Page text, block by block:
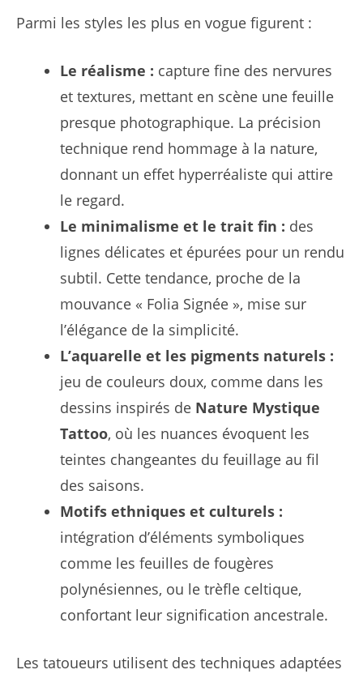
Parmi les styles les plus en vogue figurent :
Le réalisme : capture fine des nervures
et textures, mettant en scène une feuille
presque photographique. La précision
technique rend hommage à la nature,
donnant un effet hyperréaliste qui attire
le regard.
Le minimalisme et le trait fin : des
lignes délicates et épurées pour un rendu
subtil. Cette tendance, proche de la
mouvance « Folia Signée », mise sur
l’élégance de la simplicité.
L’aquarelle et les pigments naturels :
jeu de couleurs doux, comme dans les
dessins inspirés de Nature Mystique
Tattoo, où les nuances évoquent les
teintes changeantes du feuillage au fil
des saisons.
Motifs ethniques et culturels :
intégration d’éléments symboliques
comme les feuilles de fougères
polynésiennes, ou le trèfle celtique,
confortant leur signification ancestrale.
Les tatoueurs utilisent des techniques adaptées